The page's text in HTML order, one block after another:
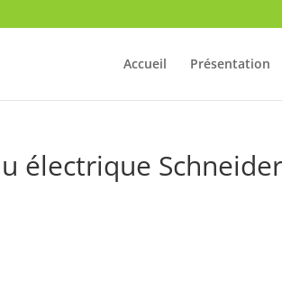
Accueil Présentation
électrique